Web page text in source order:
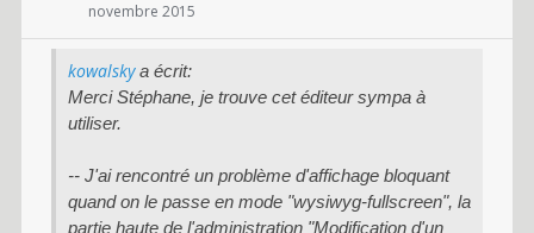
novembre 2015
kowalskya écrit:
Merci Stéphane, je trouve cet éditeur sympa à
utiliser.
-- J'ai rencontré un problème d'affichage bloquant
quand on le passe en mode "wysiwyg-fullscreen", la
partie haute de l'administration "Modification d'un